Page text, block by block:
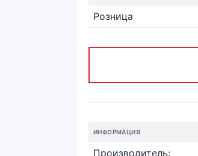
Розница
ИНФОРМАЦИЯ
Производитель: